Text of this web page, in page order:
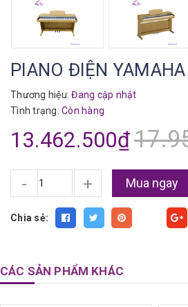
PIANO ĐIỆN
Thương hiệu: Đang cập nhật
Tình trạng: Còn hàng
13.462.500₫
- + Mua ngay
Chia sẻ:
CÁC SẢN PHẨM KHÁC